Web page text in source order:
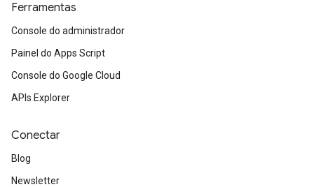
Ferramentas
Console do administrador
Painel do Apps Script
Console do Google Cloud
APIs Explorer
Conectar
Blog
Newsletter